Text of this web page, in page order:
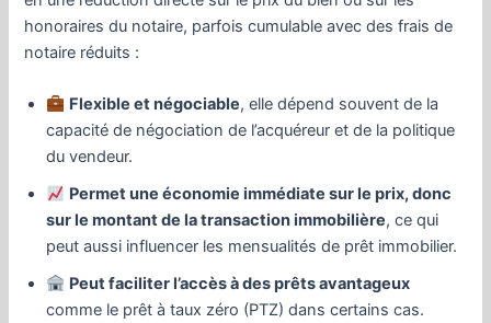
honoraires du notaire, parfois cumulable avec des frais de
notaire réduits :
Flexible et négociable, elle dépend souvent de la
capacité de négociation de l’acquéreur et de la politique
du vendeur.
Permet une économie immédiate sur le prix, donc
sur le montant de la transaction immobilière, ce qui
peut aussi influencer les mensualités de prêt immobilier.
Peut faciliter l’accès à des prêts avantageux
comme le prêt à taux zéro (PTZ) dans certains cas.